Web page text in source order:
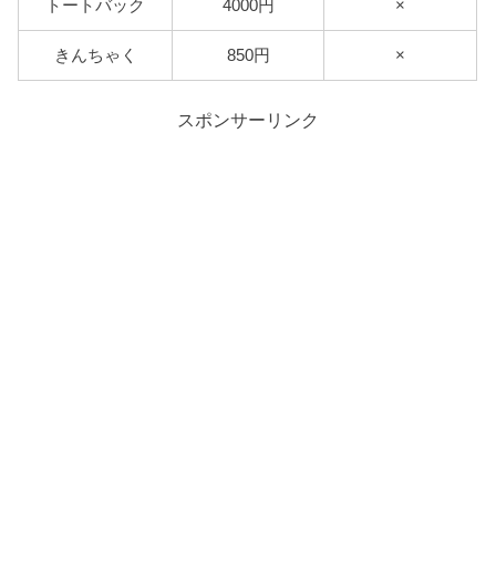
トートバック 4000円 ×
きんちゃく 850円 ×
スポンサーリンク